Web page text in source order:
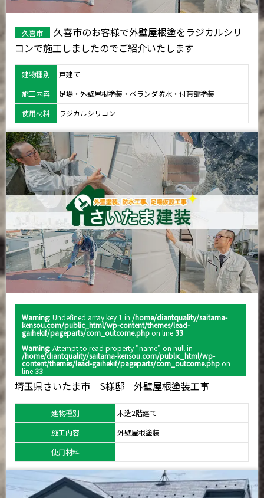
久喜市
久喜市のお客様で外壁屋根塗をラジカルシリ
コンで施工しましたのでご紹介いたします
建物種別
戸建て
施工内容
足場・外壁屋根塗装・ベランダ防水・付帯部塗装
使用材料
ラジカルシリコン
Warning : Undefined array key 1 in /home/diantquality/saitama-
kensou.com/public_html/wp-content/themes/lead-
gaihekif/pageparts/com_outcome.phpon line33
Warning : Attempt to read property "name" on null in
/home/diantquality/saitama-kensou.com/public_html/wp-
content/themes/lead-gaihekif/pageparts/com_outcome.phpon
line33
埼玉県さいたま市 S様邸 外壁屋根塗装工事
建物種別
木造2階建て
施工内容
外壁屋根塗装
使用材料